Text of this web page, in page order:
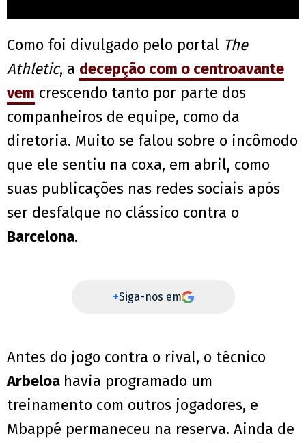
Como foi divulgado pelo portal The
Athletic, a decepção com o centroavante
vem crescendo tanto por parte dos
companheiros de equipe, como da
diretoria. Muito se falou sobre o incômodo
que ele sentiu na coxa, em abril, como
suas publicações nas redes sociais após
ser desfalque no clássico contra o
Barcelona.
+Siga-nos em
Antes do jogo contra o rival, o técnico
Arbeloa havia programado um
treinamento com outros jogadores, e
Mbappé permaneceu na reserva. Ainda de